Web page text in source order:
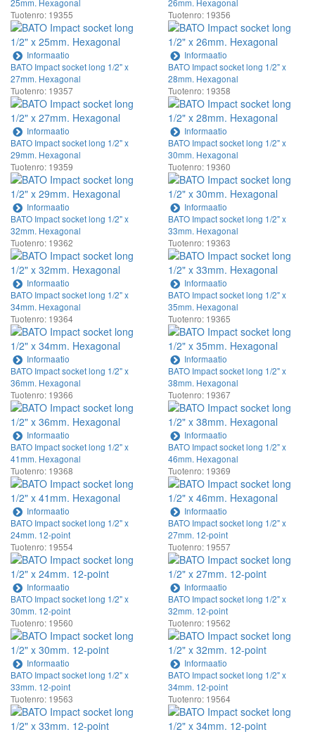
25mm. Hexagonal
Tuotenro: 19355
Informaatio
26mm. Hexagonal
Tuotenro: 19356
Informaatio
BATO Impact socket long 1/2" x
27mm. Hexagonal
Tuotenro: 19357
Informaatio
BATO Impact socket long 1/2" x
28mm. Hexagonal
Tuotenro: 19358
Informaatio
BATO Impact socket long 1/2" x
29mm. Hexagonal
Tuotenro: 19359
Informaatio
BATO Impact socket long 1/2" x
30mm. Hexagonal
Tuotenro: 19360
Informaatio
BATO Impact socket long 1/2" x
32mm. Hexagonal
Tuotenro: 19362
Informaatio
BATO Impact socket long 1/2" x
33mm. Hexagonal
Tuotenro: 19363
Informaatio
BATO Impact socket long 1/2" x
34mm. Hexagonal
Tuotenro: 19364
Informaatio
BATO Impact socket long 1/2" x
35mm. Hexagonal
Tuotenro: 19365
Informaatio
BATO Impact socket long 1/2" x
36mm. Hexagonal
Tuotenro: 19366
Informaatio
BATO Impact socket long 1/2" x
38mm. Hexagonal
Tuotenro: 19367
Informaatio
BATO Impact socket long 1/2" x
41mm. Hexagonal
Tuotenro: 19368
Informaatio
BATO Impact socket long 1/2" x
46mm. Hexagonal
Tuotenro: 19369
Informaatio
BATO Impact socket long 1/2" x
24mm. 12-point
Tuotenro: 19554
Informaatio
BATO Impact socket long 1/2" x
27mm. 12-point
Tuotenro: 19557
Informaatio
BATO Impact socket long 1/2" x
30mm. 12-point
Tuotenro: 19560
Informaatio
BATO Impact socket long 1/2" x
32mm. 12-point
Tuotenro: 19562
Informaatio
BATO Impact socket long 1/2" x
33mm. 12-point
Tuotenro: 19563
BATO Impact socket long 1/2" x
34mm. 12-point
Tuotenro: 19564